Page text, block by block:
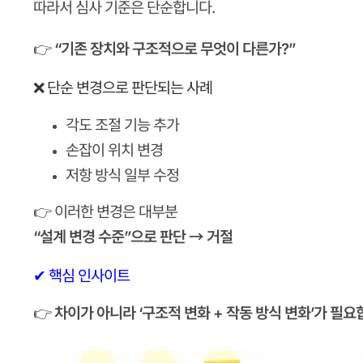
따라서 심사 기준은 단순합니다.
👉“기존 장치와 구조적으로 무엇이 다른가?”
❌ 단순 변경으로 판단되는 사례
각도 조절 기능 추가
손잡이 위치 변경
저항 방식 일부 수정
👉 이러한 변경은 대부분
“설계 변경 수준”으로 판단 → 거절
✔ 핵심 인사이트
👉차이가 아니라 ‘구조적 변화 + 작동 방식 변화’가 필요